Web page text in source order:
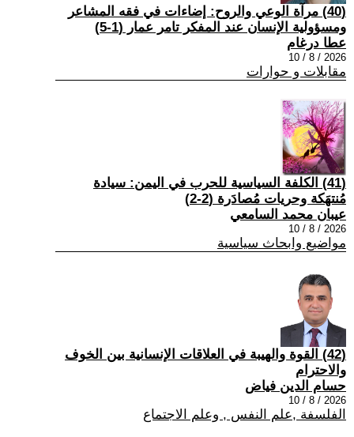
(40) مرآة الوعي والروح: إضاءات في فقه المشاعر
ومسؤولية الإنسان عند المفكر تامر عمار (1-5)
عطا درغام
2026 / 8 / 10
مقابلات و حوارات
(41) الكلفة السياسية للحرب في اليمن: سيادة
مُنتهَكة وحريات مُصادَرة (2-2)
عيبان محمد السامعي
2026 / 8 / 10
مواضيع وابحاث سياسية
(42) القوة والهيبة في العلاقات الإنسانية بين الخوف
والاحترام
حسام الدين فياض
2026 / 8 / 10
الفلسفة ,علم النفس , وعلم الاجتماع